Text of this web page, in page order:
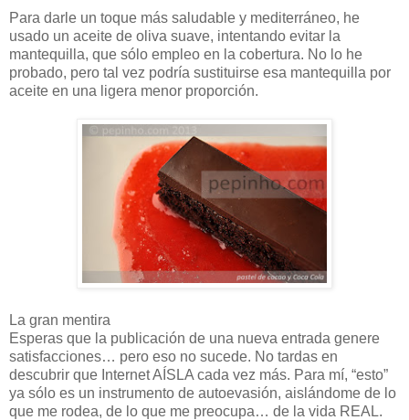
Para darle un toque más saludable y mediterráneo, he
usado un aceite de oliva suave, intentando evitar la
mantequilla, que sólo empleo en la cobertura. No lo he
probado, pero tal vez podría sustituirse esa mantequilla por
aceite en una ligera menor proporción.
La gran mentira
Esperas que la publicación de una nueva entrada genere
satisfacciones… pero eso no sucede. No tardas en
descubrir que Internet AÍSLA cada vez más. Para mí, “esto”
ya sólo es un instrumento de autoevasión, aislándome de lo
que me rodea, de lo que me preocupa… de la vida REAL.